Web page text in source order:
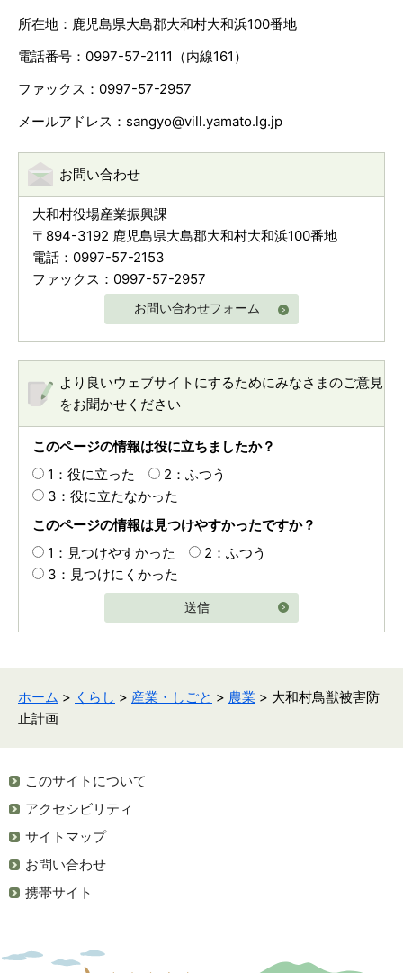
所在地：鹿児島県大島郡大和村大和浜100番地
電話番号：0997-57-2111（内線161）
ファックス：0997-57-2957
メールアドレス：sangyo@vill.yamato.lg.jp
お問い合わせ
大和村役場産業振興課
〒894-3192 鹿児島県大島郡大和村大和浜100番地
電話：0997-57-2153
ファックス：0997-57-2957
お問い合わせフォーム
より良いウェブサイトにするためにみなさまのご意見
をお聞かせください
このページの情報は役に立ちましたか？
1：役に立った
2：ふつう
3：役に立たなかった
このページの情報は見つけやすかったですか？
1：見つけやすかった
2：ふつう
3：見つけにくかった
送信
ホーム > くらし > 産業・しごと > 農業 > 大和村鳥獣被害防
止計画
このサイトについて
アクセシビリティ
サイトマップ
お問い合わせ
携帯サイト